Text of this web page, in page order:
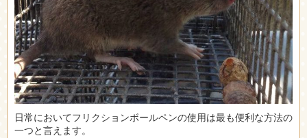
日常においてフリクションボールペンの使用は最も便利な方法の
一つと言えます。